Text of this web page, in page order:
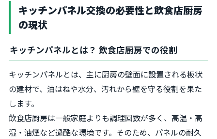
キッチンパネル交換の必要性と飲食店厨房
の現状
キッチンパネルとは？ 飲食店厨房での役割
キッチンパネルとは、主に厨房の壁面に設置される板状
の建材で、油はねや水分、汚れから壁を守る役割を果た
します。
飲食店厨房は一般家庭よりも調理回数が多く、高温・高
湿・油煙など過酷な環境です。そのため、パネルの耐久